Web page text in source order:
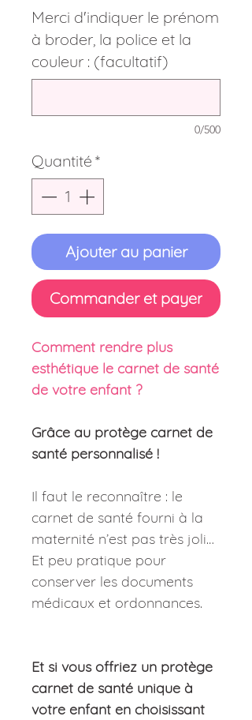
Merci d'indiquer le prénom
à broder, la police et la
couleur : (facultatif)
0/500
Quantité *
Ajouter au panier
Commander et payer
Comment rendre plus
esthétique le carnet de santé
de votre enfant ?
Grâce au protège carnet de
santé personnalisé !
Il faut le reconnaître : le
carnet de santé fourni à la
maternité n’est pas très joli…
Et peu pratique pour
conserver les documents
médicaux et ordonnances.
Et si vous offriez un protège
carnet de santé unique à
votre enfant en choisissant